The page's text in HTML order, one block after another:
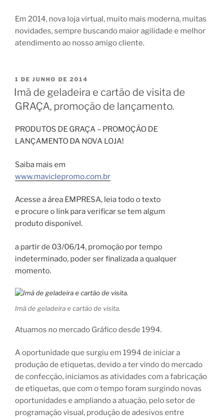
Em 2014, nova loja virtual, muito mais moderna, muitas
novidades, sempre buscando maior agilidade e melhor
atendimento ao nosso amigo cliente.
PUBLICADO
EM
1 DE JUNHO DE 2014
Imã de geladeira e cartão de visita de
GRAÇA, promoção de lançamento.
PRODUTOS DE GRAÇA – PROMOÇÃO DE
LANÇAMENTO DA NOVA LOJA!
Saiba mais em
www.maviclepromo.com.br
Acesse a área EMPRESA, leia todo o texto
e procure o link para verificar se tem algum
produto disponível.
a partir de 03/06/14, promoção por tempo
indeterminado, poder ser finalizada a qualquer
momento.
Imã de geladeira e cartão de visita.
Atuamos no mercado Gráfico desde 1994.
A oportunidade que surgiu em 1994 de iniciar a
produção de etiquetas, devido a ter vindo do mercado
de confecção, iniciamos as atividades com a fabricação
de etiquetas, que com o tempo foram surgindo novas
oportunidades e ampliando a atuação, pelo setor de
programação visual, produção de adesivos entre